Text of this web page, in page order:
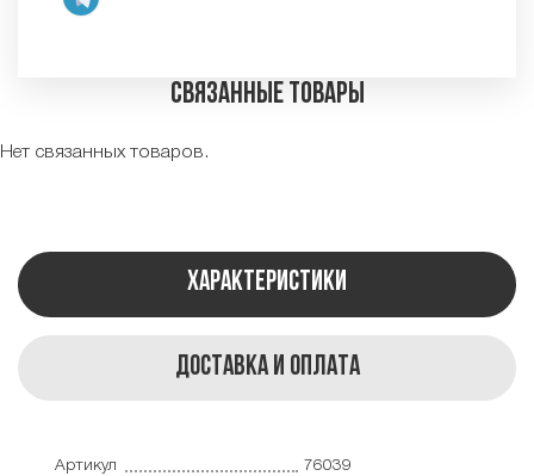
Связанные товары
Нет связанных товаров.
Характеристики
Доставка и оплата
Артикул
76039